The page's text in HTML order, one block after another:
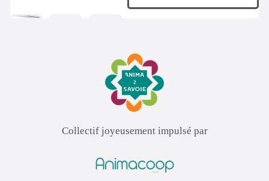
Collectif joyeusement impulsé par